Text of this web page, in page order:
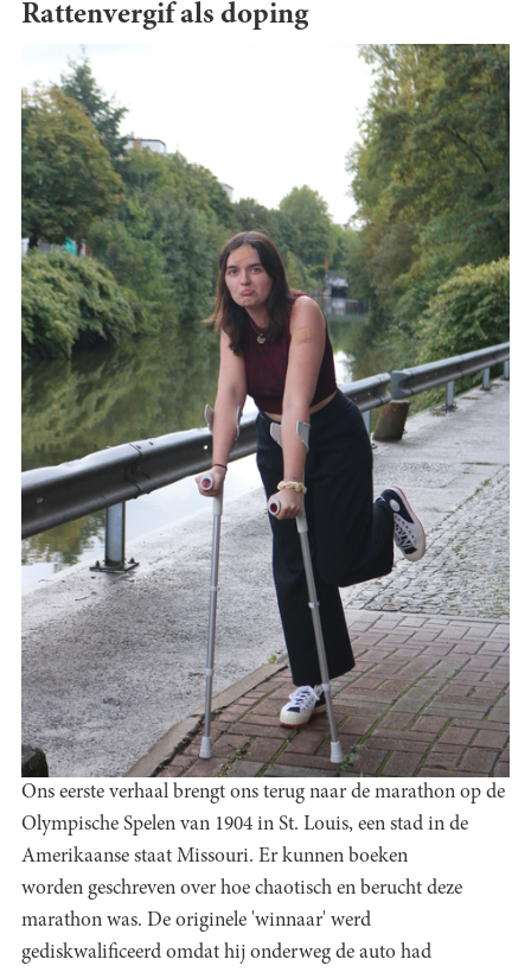
Rattenvergif als doping
Ons eerste verhaal brengt ons terug naar de marathon op de
Olympische Spelen van 1904 in St. Louis, een stad in de
Amerikaanse staat Missouri. Er kunnen boeken
worden geschreven over hoe chaotisch en berucht deze
marathon was. De originele 'winnaar' werd
gediskwalificeerd omdat hij onderweg de auto had